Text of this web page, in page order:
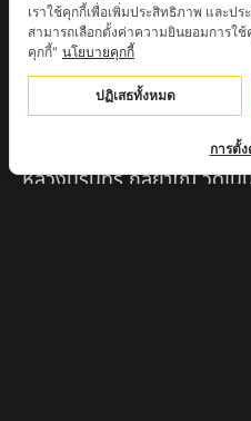
ครูบาทอง วัดก้อท่า จ.ลำพูน
ครูบาตุ๊เจ้าปู่หว่าหลิ่ง วิระทะโ
จ.เชียงใหม่
ครูบาศรี สุจิตโต บ้านสบก๋ง จ.
หลวงปู่รินทร์ กลฺยาโณ วัดเ
เราใช้คุกกี้เพื่อเพิ่มประสิทธิภาพ และ
สามารถเลือกตั้งค่าความยินยอมการใ
คุกกี้" นโยบายคุกกี้
ปฏิเสธทั้งหมด
การตั้